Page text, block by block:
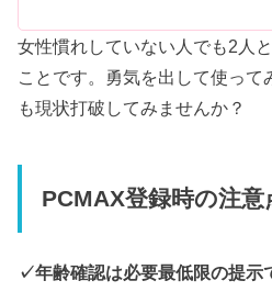
女性慣れしていない人でも2人
ことです。勇気を出して使って
も現状打破してみませんか？
PCMAX登録時の注意
✓年齢確認は必要最低限の提示